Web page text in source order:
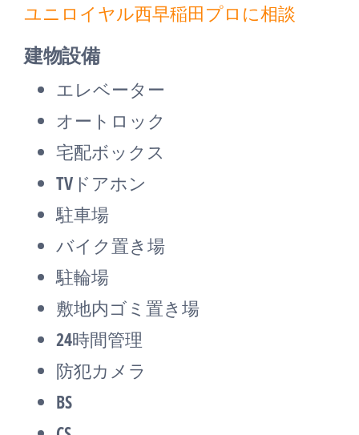
ユニロイヤル西早稲田プロに相談
建物設備
エレベーター
オートロック
宅配ボックス
TVドアホン
駐車場
バイク置き場
駐輪場
敷地内ゴミ置き場
24時間管理
防犯カメラ
BS